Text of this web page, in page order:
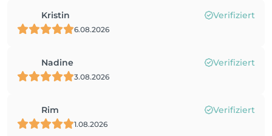
Kristin Verifiziert
6.08.2026
Nadine Verifiziert
3.08.2026
Rim Verifiziert
1.08.2026